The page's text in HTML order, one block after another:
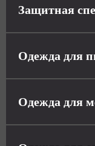
Защитная
Одежда для
Одежда для